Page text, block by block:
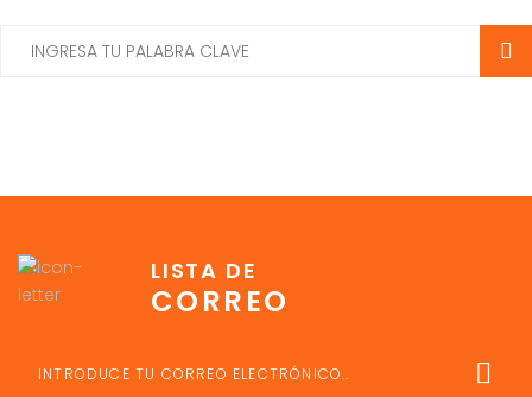
LISTA DE
CORREO